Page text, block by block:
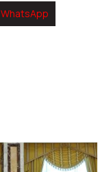
WhatsApp